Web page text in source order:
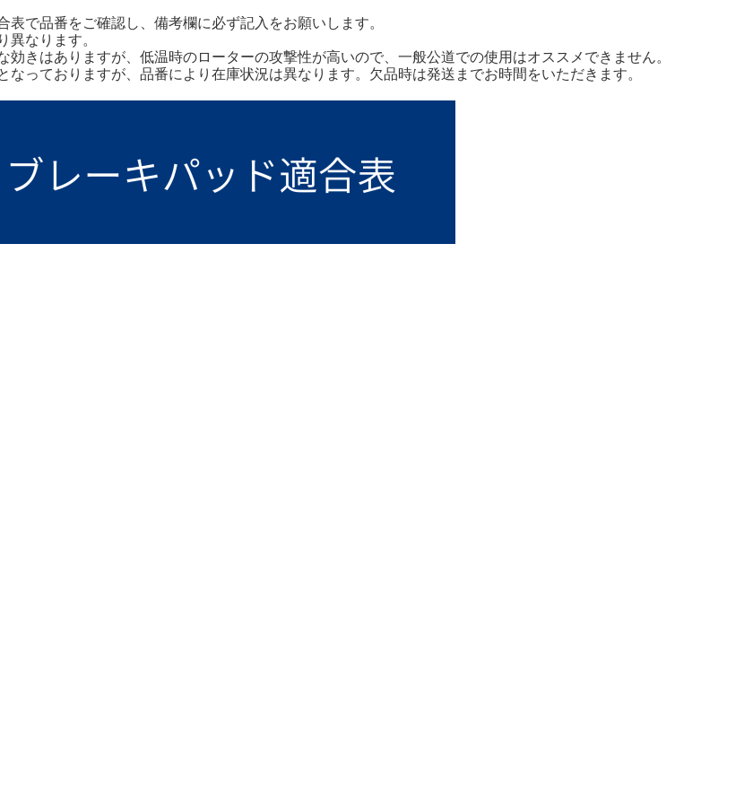
表で品番をご確認し、備考欄に必ず記入をお願いします。
異なります。
効きはありますが、低温時のローターの攻撃性が高いので、一般公道での使用はオススメできません。
なっておりますが、品番により在庫状況は異なります。欠品時は発送までお時間をいただきます。